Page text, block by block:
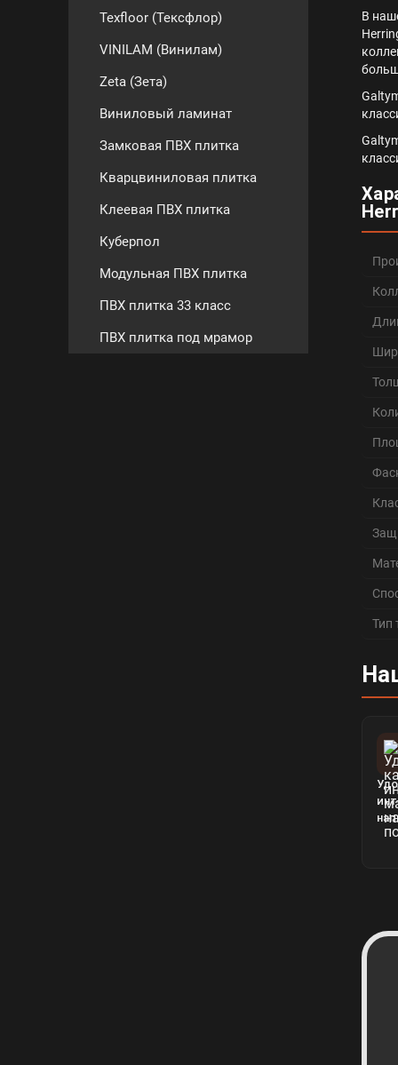
Texfloor (Тексфлор)
VINILAM (Винилам)
Zeta (Зета)
Виниловый ламинат
Замковая ПВХ плитка
Кварцвиниловая плитка
Клеевая ПВХ плитка
Куберпол
Модульная ПВХ плитка
ПВХ плитка 33 класс
ПВХ плитка под мрамор
В
Тип